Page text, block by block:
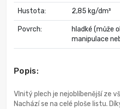
Hustota: 2,85 kg/dm³
Povrch:
hladké (může
manipulace
Popis:
Vlnitý plech je nejoblíbenější ze
Nachází se na celé ploše listu.